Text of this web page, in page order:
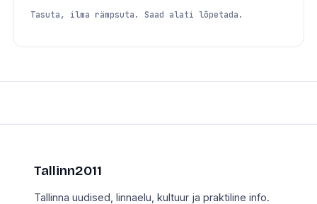
Tasuta, ilma rämpsuta. Saad alati lõpetada.
Tallinn2011
Tallinna uudised, linnaelu, kultuur ja praktiline info.